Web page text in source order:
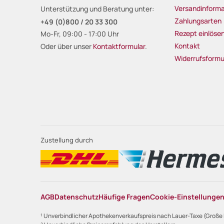
Unterstützung und Beratung unter:
+49 (0)800 / 20 33 300
Mo-Fr, 09:00 - 17:00 Uhr
Oder über unser Kontaktformular.
Zahlungsarten
Rezept
Kontakt
Zustellung durch
AGBDatenschutzHäufige FragenCookie-Einstellungen
¹ Unverbindlicher Apothekenverkaufspreis nach Lauer-Taxe